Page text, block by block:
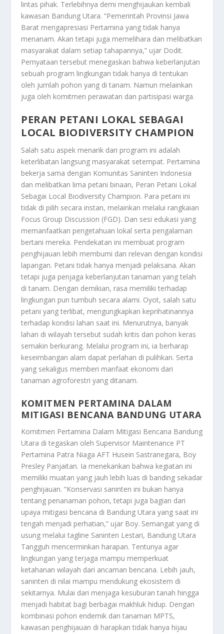
lintas pihak. Terlebihnya demi menghijaukan kembali
kawasan Bandung Utara. “Pemerintah Provinsi Jawa
Barat mengapresiasi Pertamina yang tidak hanya
menanam. Akan tetapi juga memelihara dan melibatkan
masyarakat dalam setiap tahapannya,” ujar Dodit.
Pernyataan tersebut menegaskan bahwa keberlanjutan
sebuah program lingkungan tidak hanya di tentukan
oleh jumlah pohon yang di tanam. Namun melainkan
juga oleh komitmen perawatan dan partisipasi warga.
PERAN PETANI LOKAL SEBAGAI
LOCAL BIODIVERSITY CHAMPION
Salah satu aspek menarik dari program ini adalah
keterlibatan langsung masyarakat setempat. Pertamina
bekerja sama dengan Komunitas Saninten Indonesia
dan melibatkan lima petani binaan, Peran Petani Lokal
Sebagai Local Biodiversity Champion. Para petani ini
tidak di pilih secara instan, melainkan melalui rangkaian
Focus Group Discussion (FGD). Dan sesi edukasi yang
memanfaatkan pengetahuan lokal serta pengalaman
bertani mereka. Pendekatan ini membuat program
penghijauan lebih membumi dan relevan dengan kondisi
lapangan. Petani tidak hanya menjadi pelaksana. Akan
tetapi juga penjaga keberlanjutan tanaman yang telah
di tanam. Dengan demikian, rasa memiliki terhadap
lingkungan pun tumbuh secara alami. Oyot, salah satu
petani yang terlibat, mengungkapkan keprihatinannya
terhadap kondisi lahan saat ini. Menurutnya, banyak
lahan di wilayah tersebut sudah kritis dan pohon keras
semakin berkurang. Melalui program ini, ia berharap
keseimbangan alam dapat perlahan di pulihkan. Serta
yang sekaligus memberi manfaat ekonomi dari
tanaman agroforestri yang ditanam.
KOMITMEN PERTAMINA DALAM
MITIGASI BENCANA BANDUNG UTARA
Komitmen Pertamina Dalam Mitigasi Bencana Bandung
Utara di tegaskan oleh Supervisor Maintenance PT
Pertamina Patra Niaga AFT Husein Sastranegara, Boy
Presley Panjaitan. Ia menekankan bahwa kegiatan ini
memiliki muatan yang jauh lebih luas di banding sekadar
penghijauan. “Konservasi saninten ini bukan hanya
tentang penanaman pohon, tetapi juga bagian dari
upaya mitigasi bencana di Bandung Utara yang saat ini
tengah menjadi perhatian,” ujar Boy. Semangat yang di
usung melalui tagline Saninten Lestari, Bandung Utara
Tangguh mencerminkan harapan. Tentunya agar
lingkungan yang terjaga mampu memperkuat
ketahanan wilayah dari ancaman bencana. Lebih jauh,
saninten di nilai mampu mendukung ekosistem di
sekitarnya. Mulai dari menjaga kesuburan tanah hingga
menjadi habitat bagi berbagai makhluk hidup. Dengan
kombinasi pohon endemik dan tanaman MPTS,
kawasan penghijauan di harapkan tidak hanya hijau